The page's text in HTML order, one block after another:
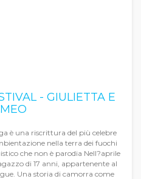
- GIULIETTA E
è una riscrittura del più celebre
nella terra dei fuochi
che non è parodia Nell?aprile
di 17 anni, appartenente al
Una storia di camorra come